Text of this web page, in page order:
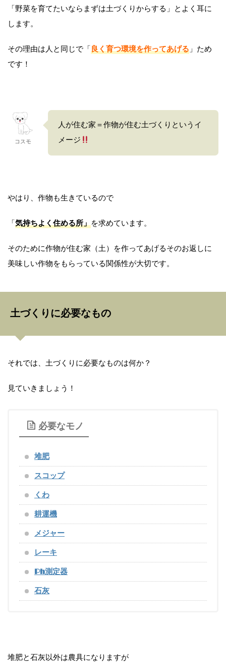
「野菜を育てたいならまずは土づくりからする」とよく耳に
します。
その理由は人と同じで「良く育つ環境を作ってあげる」ため
です！
コスモ
人が住む家＝作物が住む土づくりというイ
メージ
やはり、作物も生きているので
「気持ちよく住める所」を求めています。
そのために作物が住む家（土）を作ってあげるそのお返しに
美味しい作物をもらっている関係性が大切です。
土づくりに必要なもの
それでは、土づくりに必要なものは何か？
見ていきましょう！
必要なモノ
堆肥
スコップ
くわ
耕運機
メジャー
レーキ
Ph測定器
石灰
堆肥と石灰以外は農具になりますが